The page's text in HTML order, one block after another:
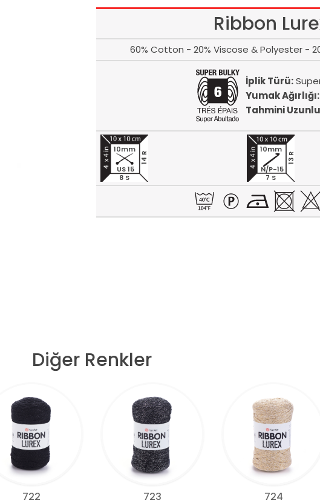
Ribbon
60% Cotton - 20% Viscose & Polyester -
İplik Türü:
Yumak Ağırlığı:
Tahmini
8 S
14 R
10mm
US 15
7 S
13 R
10mm
N/P-15
Diğer Renkler
722 723 724